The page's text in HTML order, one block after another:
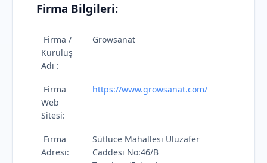
Firma Bilgileri:
Firma /
Kuruluş
Adı :
Growsanat
Firma
Web
Sitesi:
https://www.growsanat.com/
Firma
Adresi:
Sütlüce Mahallesi Uluzafer
Caddesi No:46/B